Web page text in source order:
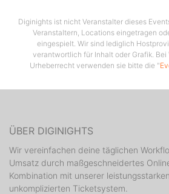
Diginights ist nicht Veranstalter dieses
Veranstaltern, Locations eingetragen
eingespielt. Wir sind lediglich
verantwortlich für Inhalt oder Grafik. Bei
Urheberrecht verwenden sie bitte die "
ÜBER DIGINIGHTS
Wir vereinfachen deine täglichen
Umsatz durch maßgeschneidertes
Kombination mit unserer
unkomplizierten Ticketsystem.